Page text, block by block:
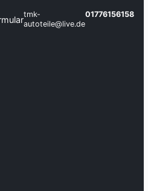
tmk-
autoteile@live.de
01776156158